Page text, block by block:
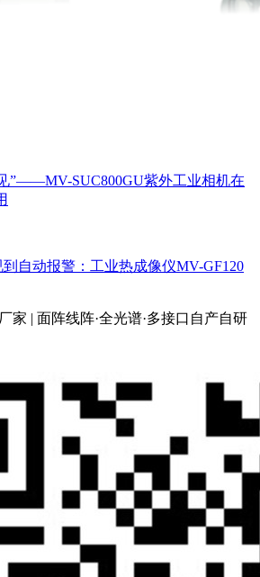
”——MV-SUC800GU紫外工业相机在
自动报警：工业热成像仪MV-GF120